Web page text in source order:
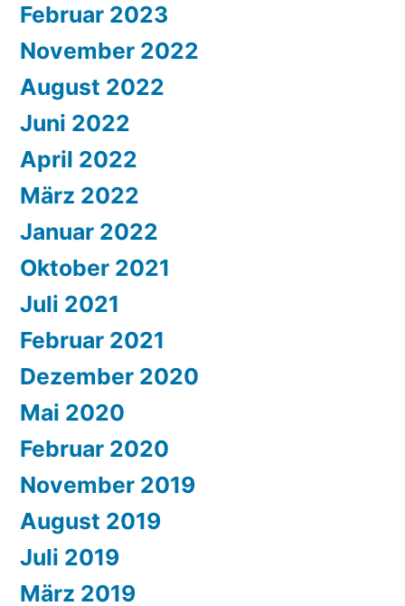
Februar 2023
November 2022
August 2022
Juni 2022
April 2022
März 2022
Januar 2022
Oktober 2021
Juli 2021
Februar 2021
Dezember 2020
Mai 2020
Februar 2020
November 2019
August 2019
Juli 2019
März 2019